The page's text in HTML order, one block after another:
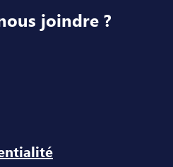
joindre ?
nouvel onglet
un nouvel onglet
dans un nouvel
le lien dans un